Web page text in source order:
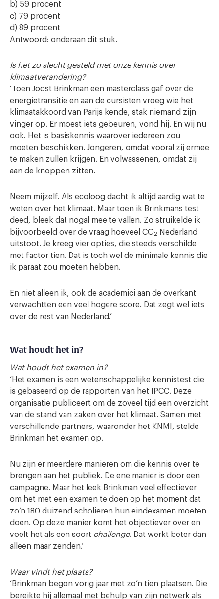
b) 59 procent
c) 79 procent
d) 89 procent
Antwoord: onderaan dit stuk.
Is het zo slecht gesteld met onze kennis over
klimaatverandering?
‘Toen Joost Brinkman een masterclass gaf over de
energietransitie en aan de cursisten vroeg wie het
klimaatakkoord van Parijs kende, stak niemand zijn
vinger op. Er moest iets gebeuren, vond hij. En wij nu
ook. Het is basiskennis waarover iedereen zou
moeten beschikken. Jongeren, omdat vooral zij ermee
te maken zullen krijgen. En volwassenen, omdat zij
aan de knoppen zitten.
Neem mijzelf. Als ecoloog dacht ik altijd aardig wat te
weten over het klimaat. Maar toen ik Brinkmans test
deed, bleek dat nogal mee te vallen. Zo struikelde ik
bijvoorbeeld over de vraag hoeveel CO2
Nederland
uitstoot. Je kreeg vier opties, die steeds verschilde
met factor tien. Dat is toch wel de minimale kennis die
ik paraat zou moeten hebben.
En niet alleen ik, ook de academici aan de overkant
verwachtten een veel hogere score. Dat zegt wel iets
over de rest van Nederland.’
Wat houdt het in?
Wat houdt het examen in?
‘Het examen is een wetenschappelijke kennistest die
is gebaseerd op de rapporten van het IPCC. Deze
organisatie publiceert om de zoveel tijd een overzicht
van de stand van zaken over het klimaat. Samen met
verschillende partners, waaronder het KNMI, stelde
Brinkman het examen op.
Nu zijn er meerdere manieren om die kennis over te
brengen aan het publiek. De ene manier is door een
campagne. Maar het leek Brinkman veel effectiever
om het met een examen te doen op het moment dat
zo’n 180 duizend scholieren hun eindexamen moeten
doen. Op deze manier komt het objectiever over en
voelt het als een soort challenge. Dat werkt beter dan
alleen maar zenden.’
Waar vindt het plaats?
‘Brinkman begon vorig jaar met zo’n tien plaatsen. Die
bereikte hij allemaal met behulp van zijn netwerk als